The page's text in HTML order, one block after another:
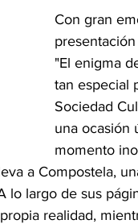
Con gran
"El enigma
tan especial
Sociedad
una ocasión
momento
a Compostela,
lo largo de sus
realidad,